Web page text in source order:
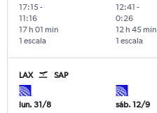
17:15-
11:16
1 escala
17 h 01 min
12:41 -
0:26
1 escala
12 h 45 min
LAX SAP
lun. 31/8
sáb. 12/9